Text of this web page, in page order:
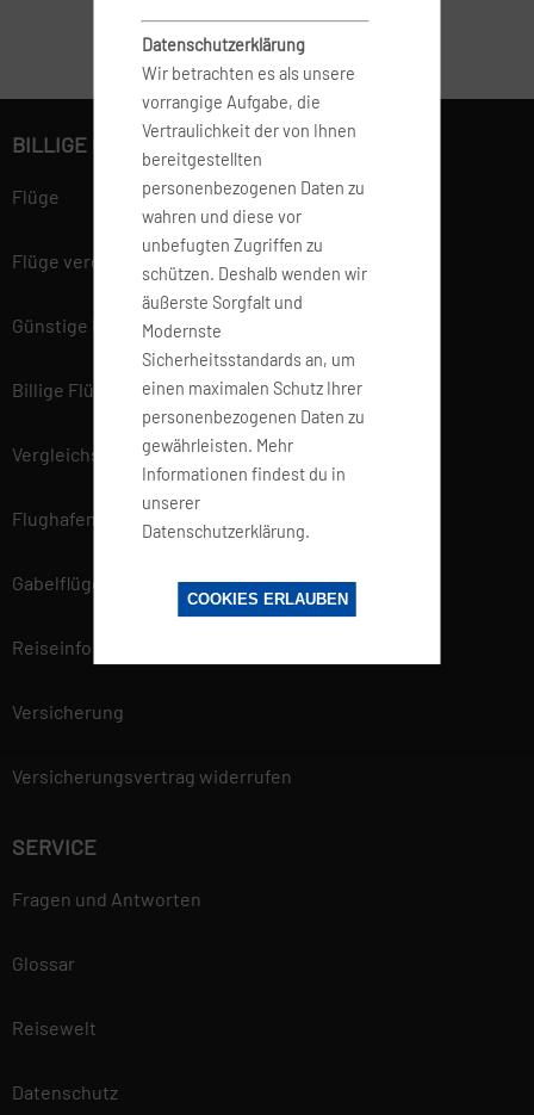
Datenschutzerklärung
Wir betrachten es als unsere
vorrangige Aufgabe, die
Vertraulichkeit der von Ihnen
bereitgestellten
personenbezogenen Daten zu
wahren und diese vor
unbefugten Zugriffen zu
schützen. Deshalb wenden wir
äußerste Sorgfalt und
Modernste
Sicherheitsstandards an, um
einen maximalen Schutz Ihrer
personenbezogenen Daten zu
gewährleisten. Mehr
Informationen findest du in
unserer
Datenschutzerklärung.
COOKIES ERLAUBEN
BILLIGE FLÜGE BUCHEN
Flüge
Flüge vergleichen
Günstige Flüge
Billige Flüge
Vergleichsportal
Flughafen Informationen
Gabelflüge
Reiseinfo
Versicherung
Versicherungsvertrag widerrufen
SERVICE
Fragen und Antworten
Glossar
Reisewelt
Datenschutz